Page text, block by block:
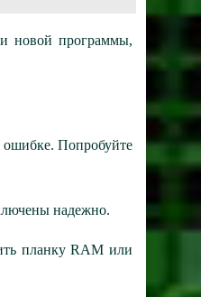
новой программы,
Попробуйте
надежно.
планку RAM или